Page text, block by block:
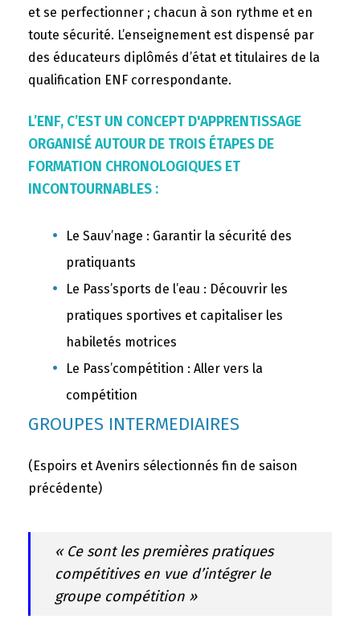
et se perfectionner ; chacun à son rythme et en
toute sécurité. L’enseignement est dispensé par
des éducateurs diplômés d’état et titulaires de la
qualification ENF correspondante.
L’ENF, C’EST UN CONCEPT D'APPRENTISSAGE
ORGANISÉ AUTOUR DE TROIS ÉTAPES DE
FORMATION CHRONOLOGIQUES ET
INCONTOURNABLES :
Le Sauv’nage : Garantir la sécurité des
pratiquants
Le Pass’sports de l’eau : Découvrir les
pratiques sportives et capitaliser les
habiletés motrices
Le Pass’compétition : Aller vers la
compétition
GROUPES INTERMEDIAIRES
(Espoirs et Avenirs sélectionnés fin de saison
précédente)
« Ce sont les premières pratiques
compétitives en vue d’intégrer le
groupe compétition »